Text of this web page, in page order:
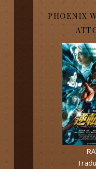
PHOENIX